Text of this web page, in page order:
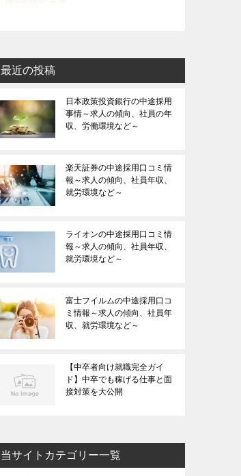
最近の投稿
日本政策投資銀行の中途採用
事情～求人の傾向、社員の年
収、労働環境など～
楽天証券の中途採用口コミ情
報～求人の傾向、社員年収、
就労環境など～
ライオンの中途採用口コミ情
報～求人の傾向、社員年収、
就労環境など～
富士フイルムの中途採用口コ
ミ情報～求人の傾向、社員年
収、就労環境など～
【中卒者向け就職完全ガイ
ド】中卒でも稼げる仕事と面
接対策を大公開
当サイトカテゴリー一覧